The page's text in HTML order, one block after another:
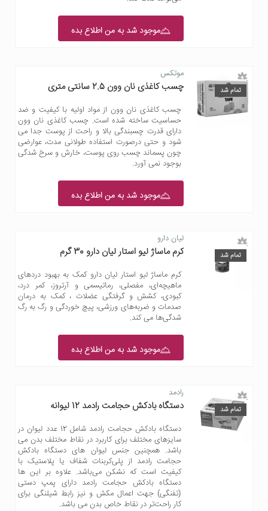
موجود شد به من اطلاع بده
تمام شد
موتکس
چسب کاغذی نان وون 2.5 سانتی متری
چسب کاغذی نان وون از مواد اولیه با کیفیت و ضد
حساسیت ساخته شده است. چسب کاغذی نان وون
دارای قدرت چسبندگی بالا و راحت از پوست جدا می
شود و حتی درصورت استفاده طولانی مدت، عوارضی
چون پسماند چسب روی پوست، خارش و سرخ شدگی
بوجود نمی آورد.
موجود شد به من اطلاع بده
تمام شد
لیان دارو
کرم ماساژ لیو استار لیان دارو 30 گرم
کرم ماساژ لیو استار لیان دارو کمک به بهبود دردهای
ماهیچه‌ای، مفصلی، رماتیسمی و آرتروز، کمر درد،
کبودی، کشش و گرفتگی عضلات ، کمک به درمان
صدمات و ضربه‌های ورزشی، پیچ خوردگی و رگ به رگ
شدگی‌ها می کند.
موجود شد به من اطلاع بده
تمام شد
رادمد
دستگاه بادکش حجامت رادمد 12 لیوانه
دستگاه بادکش حجامت رادمد شامل 12 عدد لیوان در
سایزهای مختلف برای کاربرد در نقاط مختلف بدن می
باشد. همچنین جنس لیوان های دستگاه بادکش
حجامت رادمد از پلی‌کربنات شفاف یا پلاستیک با
کیفیت است که نشکن می‌باشد. علاوه بر این ها
دستگاه بادکش حجامت رادمد دارای پمپ دستی
(تفنگی) جهت اعمال مکش و نیز رابط شیلنگی برای
کار راحت‌تر در نقاط خاص بدن می باشد.